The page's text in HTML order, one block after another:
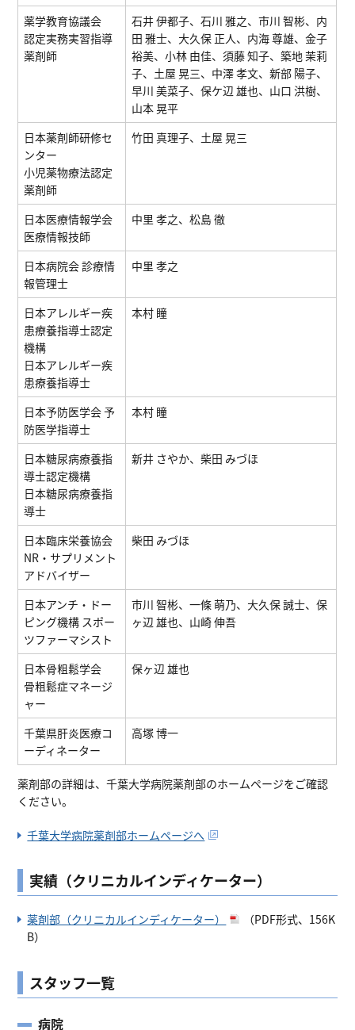
薬学教育協議会
認定実務実習指導
薬剤師
石井 伊都子、⽯川 雅之、市川 智彬、内
田 雅士、大久保 正人、内海 尊雄、⾦⼦
裕美、⼩林 由佳、須藤 知⼦、築地 茉莉
⼦、⼟屋 晃三、中澤 孝⽂、新部 陽⼦、
早川 美菜子、保ケ辺 雄也、⼭⼝ 洪樹、
⼭本 晃平
日本薬剤師研修セ
ンター
小児薬物療法認定
薬剤師
竹田 真理子、土屋 晃三
日本医療情報学会
医療情報技師
中里 孝之、松島 徹
日本病院会 診療情
報管理士
中里 孝之
日本アレルギー疾
患療養指導士認定
機構
日本アレルギー疾
患療養指導士
本村 瞳
日本予防医学会 予
防医学指導士
本村 瞳
日本糖尿病療養指
導士認定機構
日本糖尿病療養指
導士
新井 さやか、柴田 みづほ
日本臨床栄養協会
NR・サプリメント
アドバイザー
柴田 みづほ
日本アンチ・ドー
ピング機構 スポー
ツファーマシスト
市川 智彬、一條 萌乃、大久保 誠士、保
ヶ辺 雄也、山崎 伸吾
日本骨粗鬆学会
骨粗鬆症マネージ
ャー
保ヶ辺 雄也
千葉県肝炎医療コ
ーディネーター
高塚 博一
薬剤部の詳細は、千葉大学病院薬剤部のホームページをご確認
ください。
千葉大学病院薬剤部ホームページへ
実績（クリニカルインディケーター）
薬剤部（クリニカルインディケーター）
（PDF形式、156K
B）
スタッフ一覧
病院